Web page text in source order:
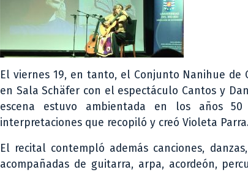
El viernes 19, en tanto, el Conjunto Nanihue de
en Sala Schäfer con el espectáculo Cantos y
escena estuvo ambientada en los años
interpretaciones que recopiló y creó Violeta
El recital contempló además canciones,
acompañadas de guitarra, arpa, acordeón,